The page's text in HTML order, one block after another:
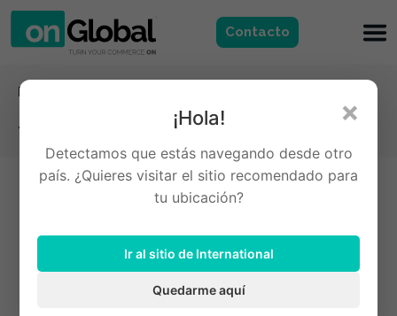
Contacto
Novedades
RP Luxury eligió Prestashop 8 para sus
fragancias​
×
¡Hola!
Detectamos que estás navegando desde otro
país. ¿Quieres visitar el sitio recomendado para
tu ubicación?
Ir al sitio de International
Quedarme aquí